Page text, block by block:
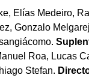
Elías Medeiro,
Gonzalo
Roa, Lucas
Stefan.